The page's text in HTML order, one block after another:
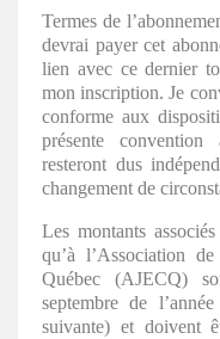
Termes de
devrai payer cet
lien avec ce dernier
mon inscription. Je
conforme aux
présente
resteront dus
changement de
Les montants
qu’à l’Association
Québec (AJECQ)
septembre de
suivante) et doivent